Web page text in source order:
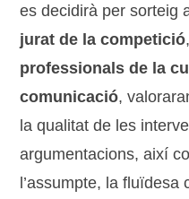
es decidirà per sorteig
jurat de la competició
professionals de la
comunicació,
la qualitat de les
argumentacions, així
l’assumpte, la fluïdesa